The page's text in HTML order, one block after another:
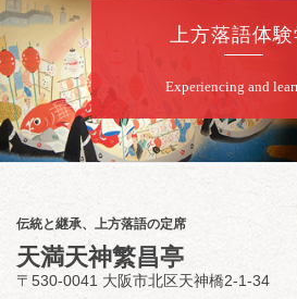
桂慶治朗「鉄砲勇助」
／桂弥壱「開口一番」
前売2,000円 当日
お問合せ：慶治朗落語
2020
★菟道亭配
購入はこちらを
8月11日（火）
上方落語体
Experiencing and
伝統と継承、上方落語の定席
天満天神繁昌亭
〒530-0041 大阪市北区天神橋2-1-34